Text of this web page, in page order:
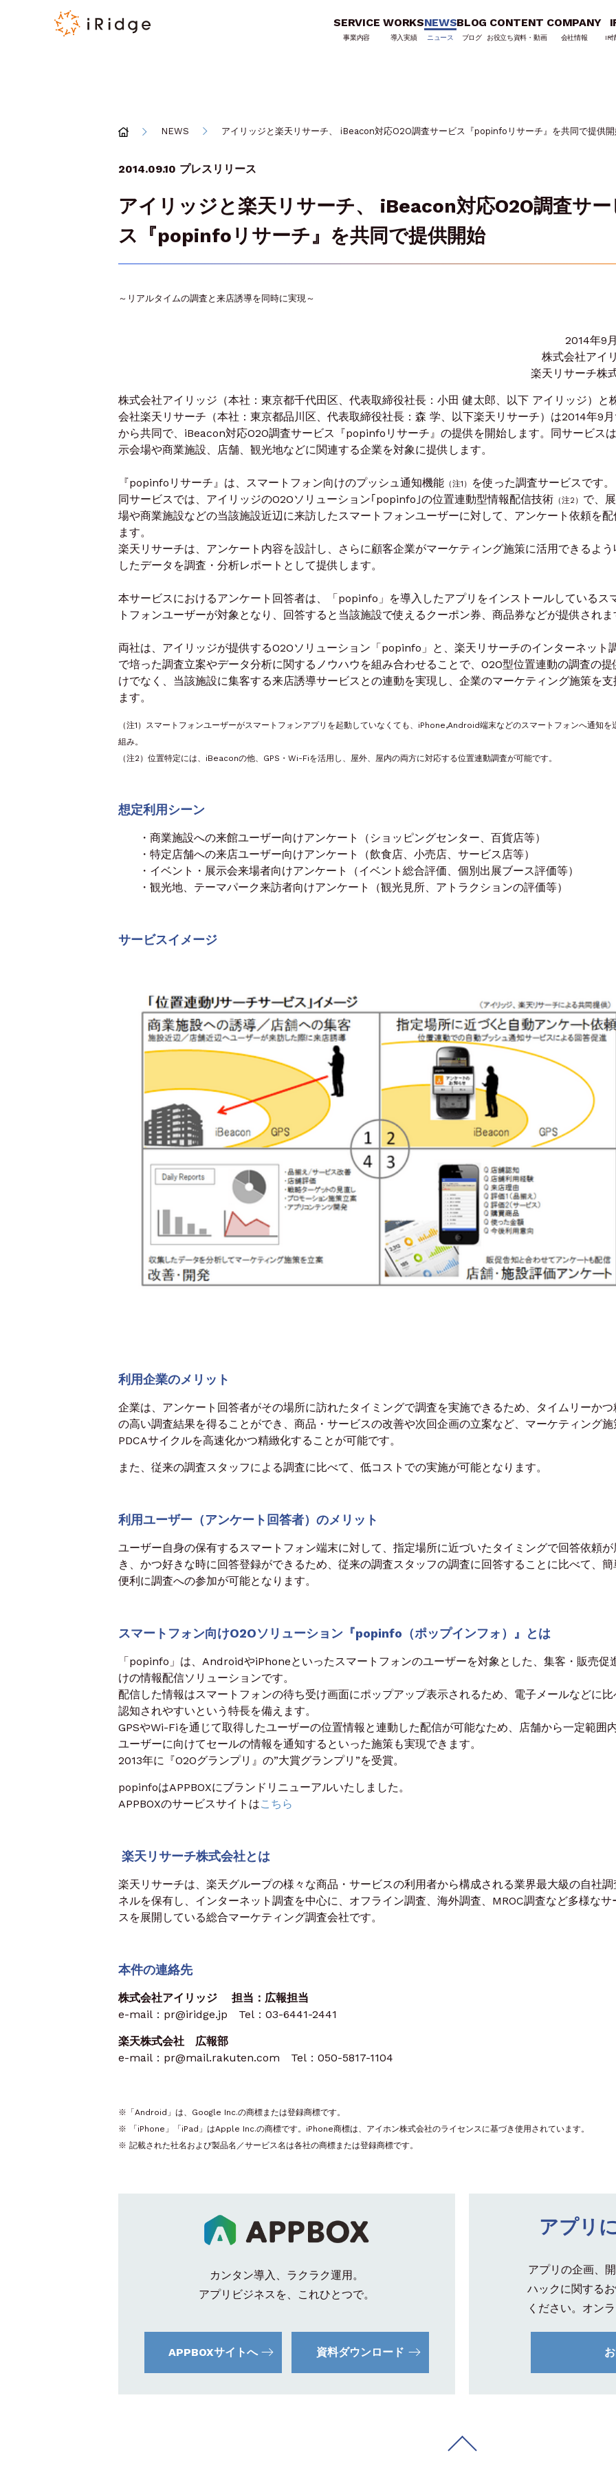
SERVICE
事業内容
WORKS
導入実績
NEWS
ニュース
BLOG
ブログ
CONTENT
お役立ち資料・動画
COMPANY
会社情報 IR
NEWS アイリッジと楽天リサーチ、 iBeacon対応O2O調査サービス『popinfoリサーチ』を共同で提供
2014.09.10 プレスリリース
アイリッジと楽天リサーチ、 iBeacon対応O2O調査サー
ス『popinfoリサーチ』を共同で提供開始
～リアルタイムの調査と来店誘導を同時に実現～
2014年9
株式会社アイ
楽天リサーチ株
株式会社アイリッジ（本社：東京都千代田区、代表取締役社長：小田 健太郎、以下 アイリッジ）と
会社楽天リサーチ（本社：東京都品川区、代表取締役社長：森 学、以下楽天リサーチ）は2014年9月
から共同で、iBeacon対応O2O調査サービス『popinfoリサーチ』の提供を開始します。同サービス
示会場や商業施設、店舗、観光地などに関連する企業を対象に提供します。
『popinfoリサーチ』は、スマートフォン向けのプッシュ通知機能 （注1）
を使った調査サービスです。
同サービスでは、アイリッジのO2Oソリューション｢popinfo｣の位置連動型情報配信技術 （注2） で、
場や商業施設などの当該施設近辺に来訪したスマートフォンユーザーに対して、アンケート依頼を配
ます。
楽天リサーチは、アンケート内容を設計し、さらに顧客企業がマーケティング施策に活用できるよう
したデータを調査・分析レポートとして提供します。
本サービスにおけるアンケート回答者は、「popinfo」を導入したアプリをインストールしているス
トフォンユーザーが対象となり、回答すると当該施設で使えるクーポン券、商品券などが提供されま
両社は、アイリッジが提供するO2Oソリューション「popinfo」と、楽天リサーチのインターネット
で培った調査立案やデータ分析に関するノウハウを組み合わせることで、O2O型位置連動の調査の提
けでなく、当該施設に集客する来店誘導サービスとの連動を実現し、企業のマーケティング施策を支
ます。
（注1）スマートフォンユーザーがスマートフォンアプリを起動していなくても、iPhone,Android端末などのスマートフォンへ通知を
組み。
（注2）位置特定には、iBeaconの他、GPS・Wi-Fiを活用し、屋外、屋内の両方に対応する位置連動調査が可能です。
想定利用シーン
・商業施設への来館ユーザー向けアンケート（ショッピングセンター、百貨店等）
・特定店舗への来店ユーザー向けアンケート（飲食店、小売店、サービス店等）
・イベント・展示会来場者向けアンケート（イベント総合評価、個別出展ブース評価等）
・観光地、テーマパーク来訪者向けアンケート（観光見所、アトラクションの評価等）
サービスイメージ
利用企業のメリット
企業は、アンケート回答者がその場所に訪れたタイミングで調査を実施できるため、タイムリーかつ
の高い調査結果を得ることができ、商品・サービスの改善や次回企画の立案など、マーケティング施
PDCAサイクルを高速化かつ精緻化することが可能です。
また、従来の調査スタッフによる調査に比べて、低コストでの実施が可能となります。
利用ユーザー（アンケート回答者）のメリット
ユーザー自身の保有するスマートフォン端末に対して、指定場所に近づいたタイミングで回答依頼が
き、かつ好きな時に回答登録ができるため、従来の調査スタッフの調査に回答することに比べて、簡
便利に調査への参加が可能となります。
スマートフォン向けO2Oソリューション『popinfo（ポップインフォ）』とは
「popinfo」は、AndroidやiPhoneといったスマートフォンのユーザーを対象とした、集客・販売促
けの情報配信ソリューションです。
配信した情報はスマートフォンの待ち受け画面にポップアップ表示されるため、電子メールなどに比
認知されやすいという特長を備えます。
GPSやWi-Fiを通じて取得したユーザーの位置情報と連動した配信が可能なため、店舗から一定範囲
ユーザーに向けてセールの情報を通知するといった施策も実現できます。
2013年に『O2Oグランプリ』の”大賞グランプリ”を受賞。
popinfoはAPPBOXにブランドリニューアルいたしました。
APPBOXのサービスサイトはこちら
楽天リサーチ株式会社とは
楽天リサーチは、楽天グループの様々な商品・サービスの利用者から構成される業界最大級の自社調
ネルを保有し、インターネット調査を中心に、オフライン調査、海外調査、MROC調査など多様なサ
スを展開している総合マーケティング調査会社です。
本件の連絡先
株式会社アイリッジ 担当：広報担当
e-mail：pr@iridge.jp Tel：03-6441-2441
楽天株式会社 広報部
e-mail：pr@mail.rakuten.com Tel：050-5817-1104
※「Android」は、Google Inc.の商標または登録商標です。
※ 「iPhone」「iPad」はApple Inc.の商標です。iPhone商標は、アイホン株式会社のライセンスに基づき使用されています。
※ 記載された社名および製品名／サービス名は各社の商標または登録商標です。
カンタン導入、ラクラク運用。
アプリビジネスを、これひとつで。
APPBOXサイトへ 資料ダウンロード
アプリ
アプリの企画、
ハックに関する
ください。オン